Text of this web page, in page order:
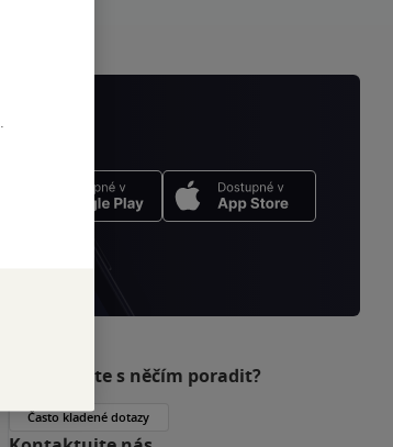
Potřebujete s něčím poradit?
Často kladené dotazy